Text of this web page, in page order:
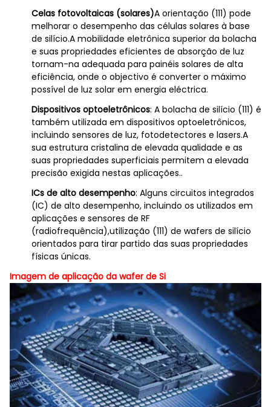
Celas fotovoltaicas (solares)A orientação (111) pode
melhorar o desempenho das células solares à base
de silício.A mobilidade eletrônica superior da bolacha
e suas propriedades eficientes de absorção de luz
tornam-na adequada para painéis solares de alta
eficiência, onde o objectivo é converter o máximo
possível de luz solar em energia eléctrica.
Dispositivos optoeletrônicos: A bolacha de silício (111) é
também utilizada em dispositivos optoeletrônicos,
incluindo sensores de luz, fotodetectores e lasers.A
sua estrutura cristalina de elevada qualidade e as
suas propriedades superficiais permitem a elevada
precisão exigida nestas aplicações..
ICs de alto desempenho: Alguns circuitos integrados
(IC) de alto desempenho, incluindo os utilizados em
aplicações e sensores de RF
(radiofrequência),utilização (111) de wafers de silício
orientados para tirar partido das suas propriedades
físicas únicas.
Imagem de aplicação da wafer de Si